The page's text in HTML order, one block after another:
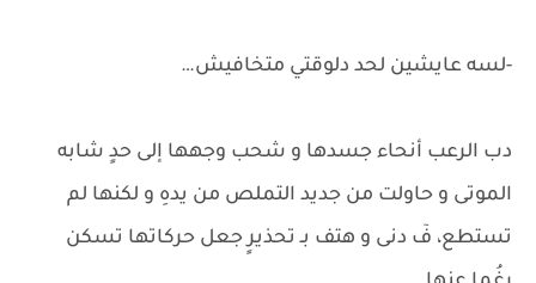
-لسه عايشين لحد دلوقتي متخافيش…
دب الرعب أنحاء جسدها و شحب وجهها إلى حدٍ شابه
الموتى و حاولت من جديد التملص من يدهِ و لكنها لم
تستطع، فٓ دنى و هتف بـ تحذيرٍ جعل حركاتها تسكن